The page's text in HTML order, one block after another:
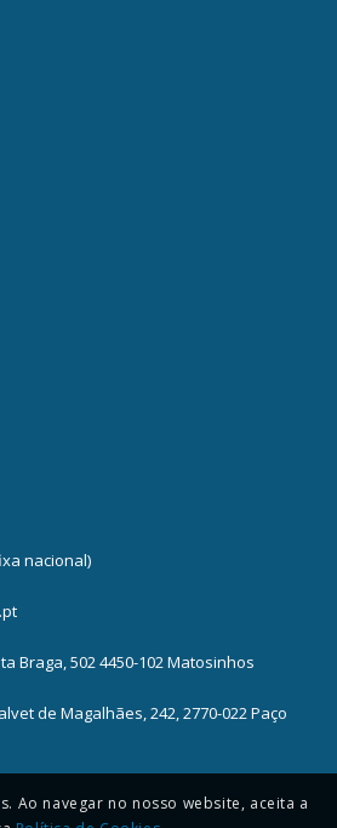
nacional)
Braga, 502 4450-102 Matosinhos
de Magalhães, 242, 2770-022 Paço
Ao navegar no nosso website, aceita a